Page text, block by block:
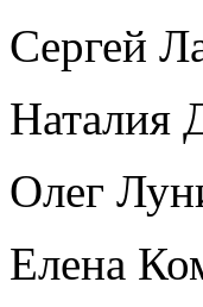
Сергей
Наталия
Олег
Елена